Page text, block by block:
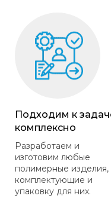
Подходим к
комплексно
Разработаем и
изготовим любые
полимерные изделия,
комплектующие и
упаковку для них.